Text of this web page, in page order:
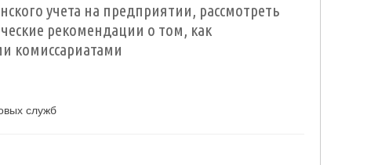
учета на предприятии, рассмотреть
рекомендации о том, как
комиссариатами
служб